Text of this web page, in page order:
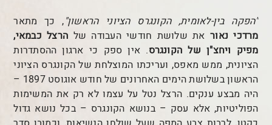
"הפקה בין-לאומית, הקונגרס הציוני הראשון", כך מתאר
מרדכי נאוראת שלושת חודשי העבודה של הרצל כבמאי,
מפיק ויחצ"ן של הקונגרס. אין ספק כי ארגון ההסתדרות
הציונית, ממש מאפס, ועריכתו המוצלחת של הקונגרס הציוני
הראשון בשלושת הימים האחרונים של חודש אוגוסט 1897 –
היה מבצע ענקים. הרצל נטל על עצמו לא רק את המשימות
הפוליטיות, אלא עסק – בנושא הקונגרס – בכל נושא גדול